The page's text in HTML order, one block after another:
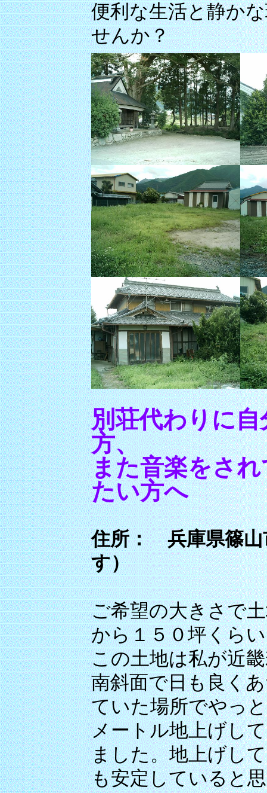
便利な生活と静か
せんか？
別荘代わりに
方、
また音楽をさ
たい方へ
住所： 兵庫県篠
す）
ご希望の大きさで
から１５０坪くら
この土地は私が近
南斜面で日も良く
ていた場所でやっ
メートル地上げし
ました。地上げし
も安定していると